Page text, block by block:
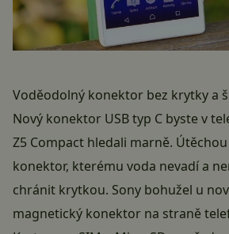
Voděodolný konektor bez krytky a
Nový konektor USB typ C byste v
Z5 Compact hledali marně.
konektor, kterému voda nevadí a
chránit krytkou. Sony bohužel u
magnetický konektor na straně